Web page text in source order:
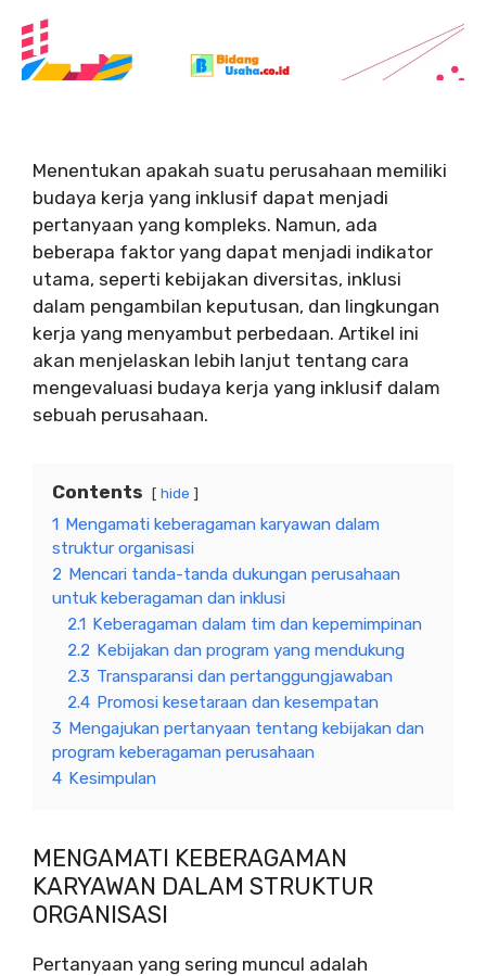
Menentukan apakah suatu perusahaan memiliki
budaya kerja yang inklusif dapat menjadi
pertanyaan yang kompleks. Namun, ada
beberapa faktor yang dapat menjadi indikator
utama, seperti kebijakan diversitas, inklusi
dalam pengambilan keputusan, dan lingkungan
kerja yang menyambut perbedaan. Artikel ini
akan menjelaskan lebih lanjut tentang cara
mengevaluasi budaya kerja yang inklusif dalam
sebuah perusahaan.
Contents hide
1 Mengamati keberagaman karyawan dalam
struktur organisasi
2 Mencari tanda-tanda dukungan perusahaan
untuk keberagaman dan inklusi
2.1 Keberagaman dalam tim dan kepemimpinan
2.2 Kebijakan dan program yang mendukung
2.3 Transparansi dan pertanggungjawaban
2.4 Promosi kesetaraan dan kesempatan
3 Mengajukan pertanyaan tentang kebijakan dan
program keberagaman perusahaan
4 Kesimpulan
MENGAMATI KEBERAGAMAN
KARYAWAN DALAM STRUKTUR
ORGANISASI
Pertanyaan yang sering muncul adalah